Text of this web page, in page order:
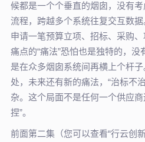
候都是一个个垂直的烟囱，没有
流程，跨越多个系统往复交互数
申请一笔预算立项、招标、采购
痛点的“痛法”恐怕也是独特的，
是在众多烟囱系统间再横上个杆
处，未来还有新的痛法，“治标不
杂。这个局面不是任何一个供应
捏”。
前面第二集（您可以查看“行云创